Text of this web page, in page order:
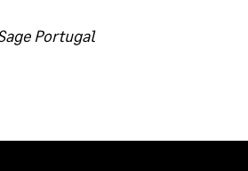
Portugal